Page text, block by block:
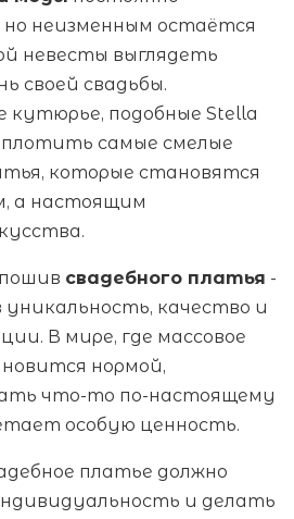
неизменным остаётся
невесты выглядеть
своей свадьбы.
кутюрье, подобные Stella
самые смелые
которые становятся
а настоящим
свадебного платья -
качество и
В мире, где массовое
нормой,
что-то по-настоящему
особую ценность.
платье должно
и делать